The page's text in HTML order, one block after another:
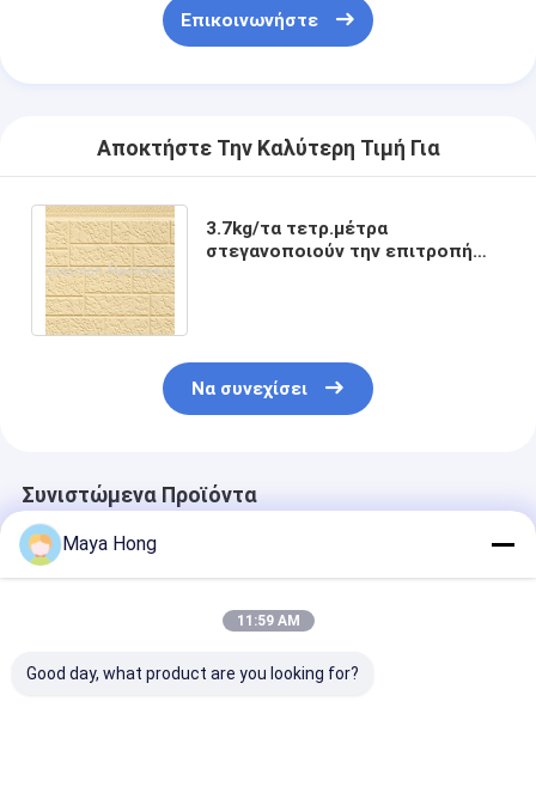
Επικοινωνήστε
Αποκτήστε Την Καλύτερη Τιμή Για
3.7kg/τα τετρ.μέτρα
στεγανοποιούν την επιτροπή
Να συνεχίσει
Συνιστώμενα Προϊόντα
Maya Hong
11:59 AM
Good day, what product are you looking for?